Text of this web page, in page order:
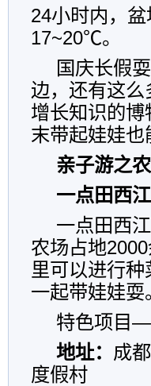
24小时内，
17~20℃。
国庆长假
边，还有这
增长知识的
末带起娃娃
亲子游之
一点田西
一点田西
农场占地
里可以进行
一起带娃娃耍
特色项目—
地址： 成
度假村